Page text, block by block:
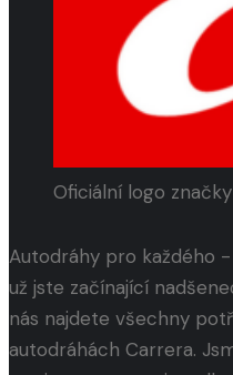
Oficiální logo
Autodráhy pro každého
už jste začínající
nás najdete všechny
autodráhách Carrera.